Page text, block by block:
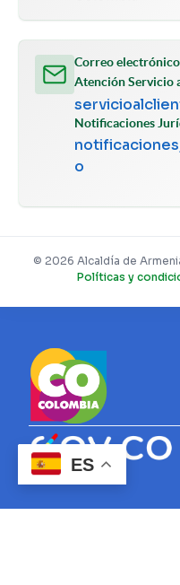
ES
Correo
Atención Servicio
Notificaciones
o
© 2026 Alcaldía de
Políticas y